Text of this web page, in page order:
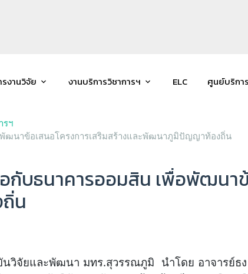
งานวิจัย งานบริการวิชาการฯ ELC ศูนย์บริก
รฯ
นาข้อเสนอโครงการเสริมสร้างและพัฒนาภูมิปัญญาท้องถิ่น
บธนาคารออมสิน เพื่อพัฒนาข้
น
นวิจัยและพัฒนา มทร.สุวรรณภูมิ นำโดย อาจารย์ธ